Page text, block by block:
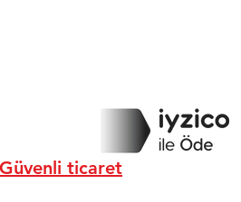
Güvenli ticaret